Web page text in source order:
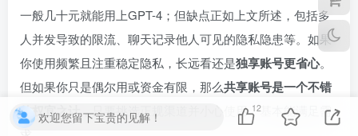
一般几十元就能用上GPT-4；但缺点正如上文所述，包括多
人并发导致的限流、聊天记录他人可见的隐私隐患等。如果
你使用频繁且注重稳定隐私，长远看还是独享账号更省心。
但如果你只是偶尔用或资金有限，那么共享账号是一个不错
的权宜之计，只要挑选正规渠道并小心使用，基本能满足需
欢迎您留下宝贵的见解！
12